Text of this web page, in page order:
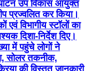
की विस्तृत जानकारी
सोलर पैनल, इन्वर्टर,
सौर उपकरणों का
को योजना से होने
कराया। इस अवसर
कहा कि प्रधानमंत्री